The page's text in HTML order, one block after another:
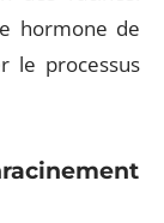
hormone de
le processus